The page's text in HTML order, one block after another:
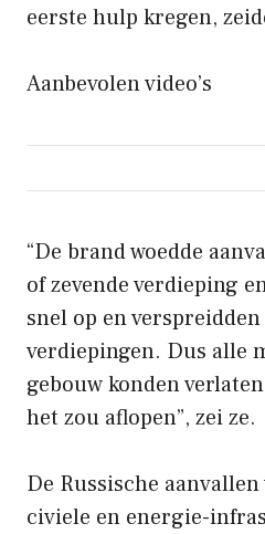
eerste hulp kregen,
Aanbevolen video’s
“De brand woedde
of zevende verdieping
snel op en
verdiepingen. Dus alle
gebouw konden
het zou aflopen”, zei ze.
De Russische
civiele en energie-